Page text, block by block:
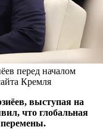
перед началом
Кремля
выступая на
что глобальная